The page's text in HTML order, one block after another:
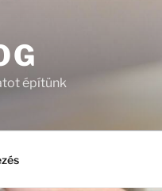
építünk